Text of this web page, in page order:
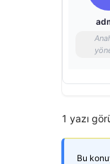
1 yazı
Bu